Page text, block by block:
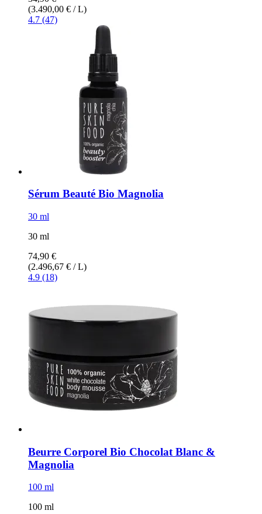
(3.490,00 € / L)
4.7 (47)
Sérum Beauté Bio Magnolia
30 ml
30 ml
74,90 €
(2.496,67 € / L)
4.9 (18)
Beurre Corporel Bio Chocolat Blanc &
Magnolia
100 ml
100 ml